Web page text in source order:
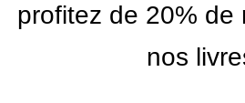
profitez de 20% de
nos